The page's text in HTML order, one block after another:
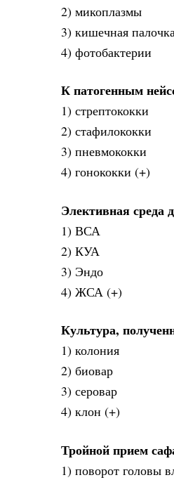
2) микоплазмы
3) кишечная
4) фотобактерии
К патогенным
1) стрептококки
2) стафилококки
3) пневмококки
4) гонококки (+)
Элективная среда
1) ВСА
2) КУА
3) Эндо
4) ЖСА (+)
Культура,
1) колония
2) биовар
3) серовар
4) клон (+)
Тройной прием
1) поворот головы